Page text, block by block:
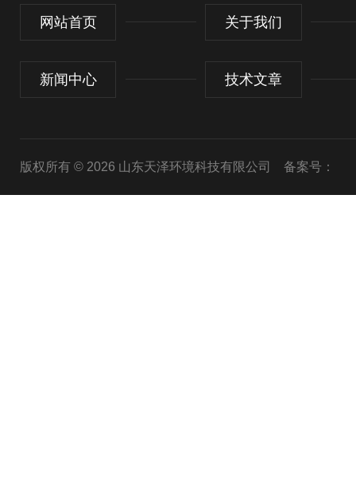
网站首页 关于我们
新闻中心 技术文章
版权所有 © 2026 山东天泽环境科技有限公司 备案号：